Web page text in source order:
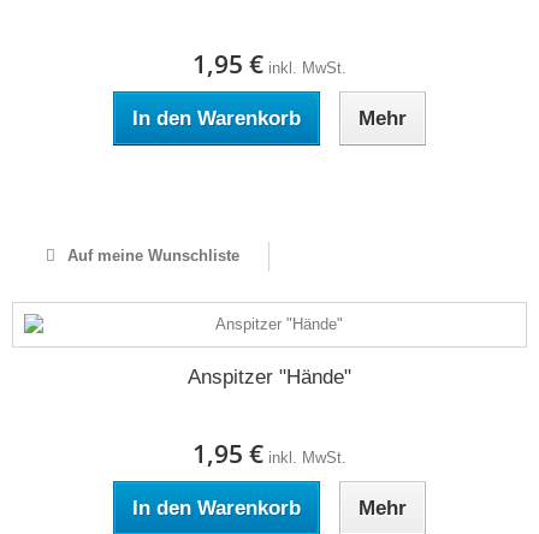
1,95 € inkl. MwSt.
In den Warenkorb Mehr
Auf meine Wunschliste
Anspitzer "Hände"
1,95 € inkl. MwSt.
In den Warenkorb Mehr